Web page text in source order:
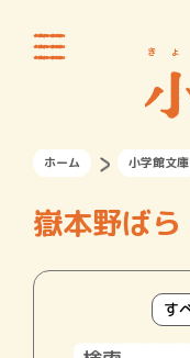
ホーム 小学館文庫
嶽本野ばら